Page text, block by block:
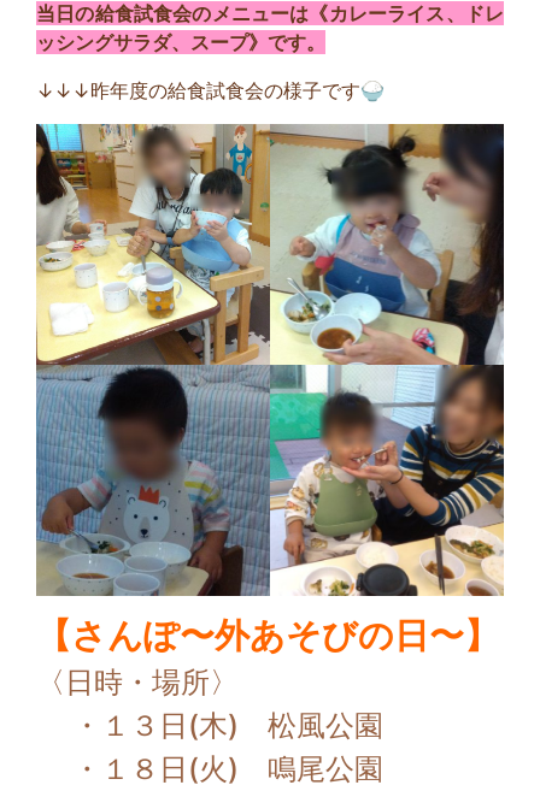
当日の給食試食会のメニューは《カレーライス、ドレ
ッシングサラダ、スープ》です。
↓↓↓昨年度の給食試食会の様子です🍚
【さんぽ〜外あそびの日〜】
〈日時・場所〉
・１３日(木) 松風公園
・１８日(火) 鳴尾公園